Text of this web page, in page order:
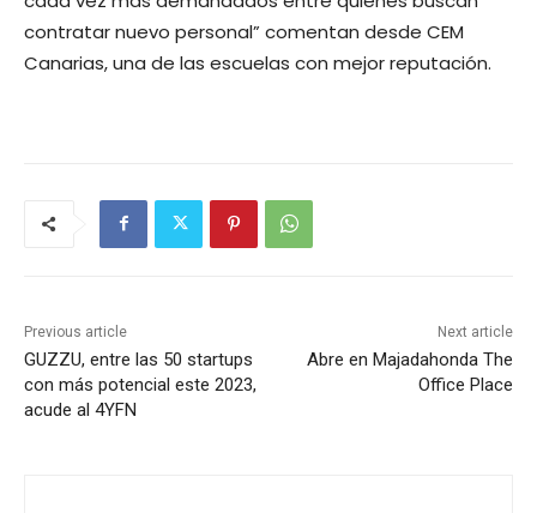
contratar nuevo personal” comentan desde CEM
Canarias, una de las escuelas con mejor reputación.
Previous article
GUZZU, entre las 50 startups
con más potencial este 2023,
acude al 4YFN
Next article
Abre en Majadahonda The
Office Place